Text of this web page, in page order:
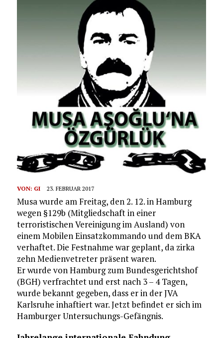
VON: GI 23. FEBRUAR 2017
Musa wurde am Freitag, den 2. 12. in Hamburg
wegen §129b (Mitgliedschaft in einer
terroristischen Vereinigung im Ausland) von
einem Mobilen Einsatzkommando und dem BKA
verhaftet. Die Festnahme war geplant, da zirka
zehn Medienvetreter präsent waren.
Er wurde von Hamburg zum Bundesgerichtshof
(BGH) verfrachtet und erst nach 3 – 4 Tagen,
wurde bekannt gegeben, dass er in der JVA
Karlsruhe inhaftiert war. Jetzt befindet er sich im
Hamburger Untersuchungs-Gefängnis.